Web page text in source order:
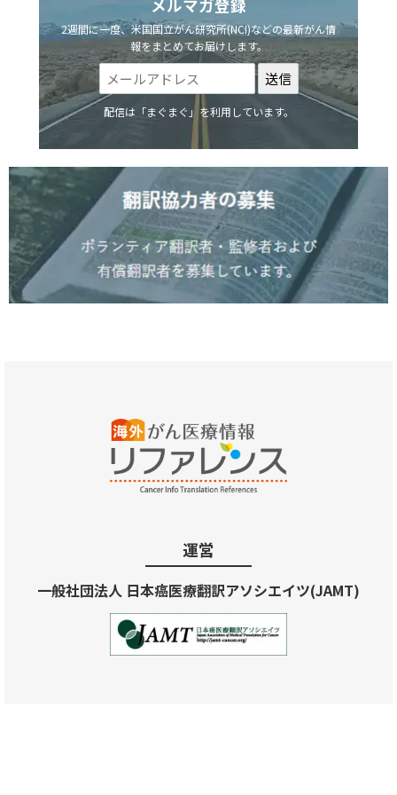
メルマガ登録
2週間に一度、米国国立がん研究所(NCI)などの最新がん情
報をまとめてお届けします。
配信は「まぐまぐ」を利用しています。
運営
一般社団法人 日本癌医療翻訳アソシエイツ(JAMT)